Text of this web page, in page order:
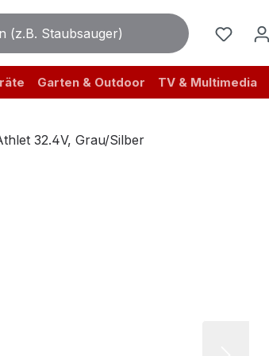
Garten & Outdoor TV & Multimedia